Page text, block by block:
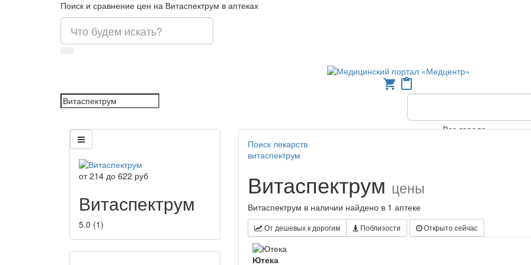
Поиск и сравнение цен на Витаспектрум в аптеках
shopping_cart content_paste
Все города
от214 до 622 руб
Витаспектрум
5.0 (1)
Поиск лекарств
витаспектрум
Витаспектрум цены
Витаспектрум в наличии найдено в 1 аптеке
От дешевых к дорогим Поблизости Открыто сейчас
Ютека